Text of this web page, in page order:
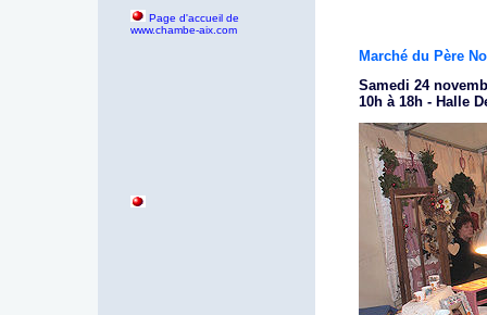
Page d'accueil de
www.chambe-aix.com
Marché du Père
Samedi 24
10h à 18h - Halle